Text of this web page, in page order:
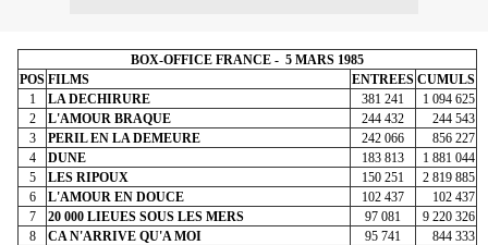
BOX-OFFICE FRANCE - 5 MARS 1985
POS FILMS ENTREES CUMULS
1
LA DECHIRURE 381 241
1 094 625
2
L'AMOUR BRAQUE 244 432
244 543
3
PERIL EN LA DEMEURE 242 066
856 227
4
DUNE 183 813
1 881 044
5
LES RIPOUX 150 251
2 819 885
6
L'AMOUR EN DOUCE 102 437
102 437
7
20 000 LIEUES SOUS LES MERS 97 081
9 220 326
8
CA N'ARRIVE QU'A MOI 95 741
844 333